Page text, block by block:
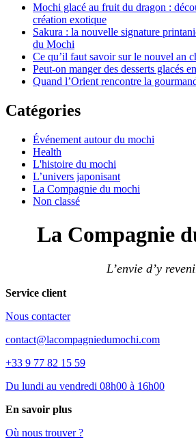
Mochi glacé au fruit du dragon :
création exotique
Sakura : la nouvelle signature
du Mochi
Ce qu’il faut savoir sur le nouvel an
Peut-on manger des desserts glacés
Quand l’Orient rencontre la
Catégories
Événement autour du mochi
Health
L'histoire du mochi
L’univers japonisant
La Compagnie du mochi
Non classé
La Compagnie
L’envie d’y
Service client
Nous contacter
contact@lacompagniedumochi.com
+33 9 77 82 15 59
Du lundi au vendredi 08h00 à 16h00
En savoir plus
Où nous trouver ?